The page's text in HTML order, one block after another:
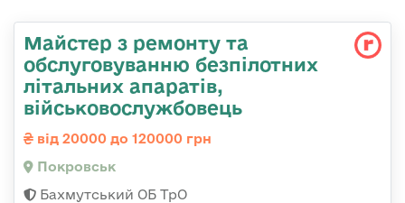
Майстер з ремонту та
обслуговуванню безпілотних
літальних апаратів,
військовослужбовець
від 20000 до 120000 грн
Покровськ
Бахмутський ОБ ТрО